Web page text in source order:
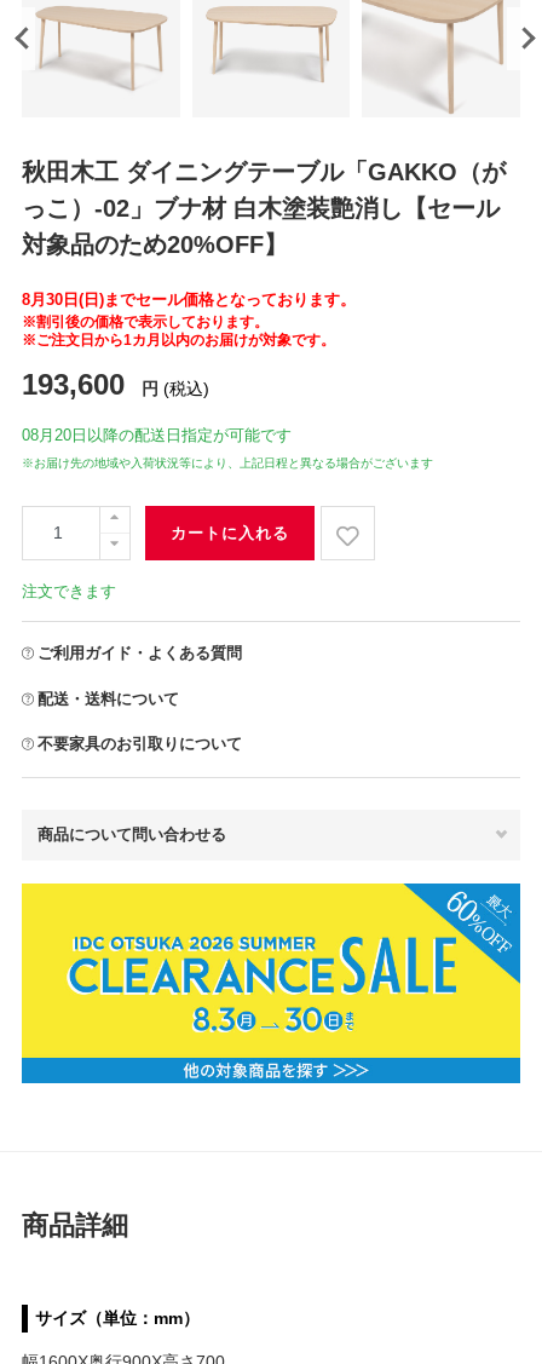
秋田木工 ダイニングテーブル「GAKKO（が
っこ）-02」ブナ材 白木塗装艶消し【セール
対象品のため20%OFF】
8月30日(日)までセール価格となっております。
※割引後の価格で表示しております。
※ご注文日から1カ月以内のお届けが対象です。
193,600 円 (税込)
08月20日 以降の配送日指定が可能です
※お届け先の地域や入荷状況等により、上記日程と異なる場合がございます
カートに入れる
注文できます
ご利用ガイド・よくある質問
配送・送料について
不要家具のお引取りについて
商品について問い合わせる
商品詳細
サイズ（単位：mm）